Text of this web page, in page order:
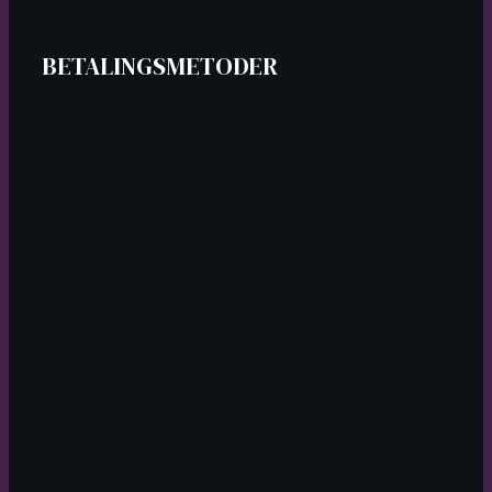
BETALINGSMETODER